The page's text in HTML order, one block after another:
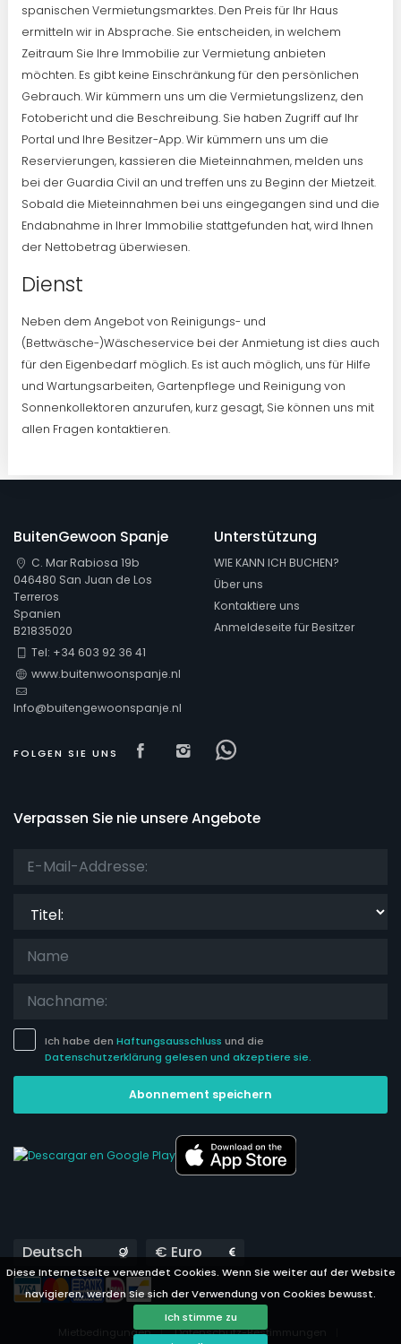
Diese Internetseite verwendet Cookies. Wenn Sie weiter auf der Website
navigieren, werden Sie sich der Verwendung von Cookies bewusst.
Ich stimme zu
spanischen Vermietungsmarktes. Den Preis für Ihr Haus
ermitteln wir in Absprache. Sie entscheiden, in welchem
Zeitraum Sie Ihre Immobilie zur Vermietung anbieten
möchten. Es gibt keine Einschränkung für den persönlichen
Gebrauch. Wir kümmern uns um die Vermietungslizenz, den
Fotobericht und die Beschreibung. Sie haben Zugriff auf Ihr
Portal und Ihre Besitzer-App. Wir kümmern uns um die
Reservierungen, kassieren die Mieteinnahmen, melden uns
bei der Guardia Civil an und treffen uns zu Beginn der Mietzeit.
Sobald die Mieteinnahmen bei uns eingegangen sind und die
Endabnahme in Ihrer Immobilie stattgefunden hat, wird Ihnen
der Nettobetrag überwiesen.
Dienst
Neben dem Angebot von Reinigungs- und
(Bettwäsche-)Wäscheservice bei der Anmietung ist dies auch
für den Eigenbedarf möglich. Es ist auch möglich, uns für Hilfe
und Wartungsarbeiten, Gartenpflege und Reinigung von
Sonnenkollektoren anzurufen, kurz gesagt, Sie können uns mit
allen Fragen kontaktieren.
BuitenGewoon Spanje
C. Mar Rabiosa 19b
046480 San Juan de Los
Terreros
Spanien
B21835020
Tel: +34 603 92 36 41
www.buitenwoonspanje.nl
Info@buitengewoonspanje.nl
FOLGEN SIE UNS Visit our Facebook page
Visit our isntagram page
Unterstützung
WIE KANN ICH BUCHEN?
Über uns
Kontaktiere uns
Anmeldeseite für Besitzer
Verpassen Sie nie unsere Angebote
Ich habe den Haftungsausschluss und die
Datenschutzerklärung gelesen und akzeptiere sie.
Abonnement speichern
Languages Currencies
Mietbedingungen Datenschutz-Bestimmungen